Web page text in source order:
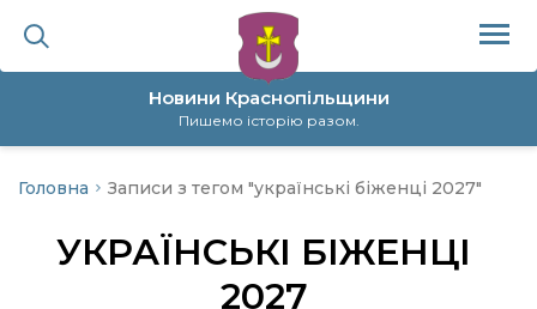
Новини Краснопільщини
Пишемо історію разом.
політика
Головна Записи з тегом "українські біженці 2027"
УКРАЇНСЬКІ БІЖЕНЦІ
2027